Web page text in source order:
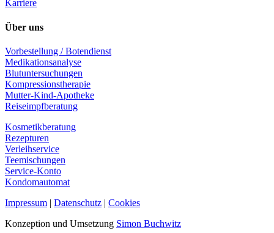
Karriere
Über uns
Vorbestellung / Botendienst
Medikationsanalyse
Blutuntersuchungen
Kompressionstherapie
Mutter-Kind-Apotheke
Reiseimpfberatung
Kosmetikberatung
Rezepturen
Verleihservice
Teemischungen
Service-Konto
Kondomautomat
Impressum | Datenschutz | Cookies
Konzeption und Umsetzung Simon Buchwitz